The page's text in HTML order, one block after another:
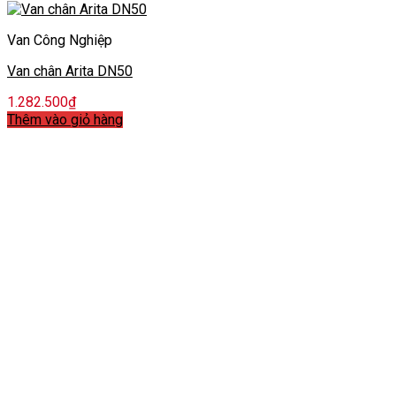
Van Công Nghiệp
Van chân Arita DN50
1.282.500₫
Thêm vào giỏ hàng